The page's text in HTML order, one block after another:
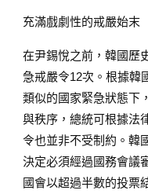
充滿戲劇性的戒嚴始末
在尹錫悅之前，韓國歷
急戒嚴令12次。根據韓
類似的國家緊急狀態下
與秩序，總統可根據法
令也並非不受制約。韓
決定必須經過國務會議
國會以超過半數的投票